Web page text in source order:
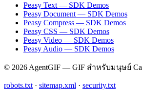
Peasy Text — SDK Demos
Peasy Document — SDK Demos
Peasy Compress — SDK Demos
Peasy CSS — SDK Demos
Peasy Video — SDK Demos
Peasy Audio — SDK Demos
© 2026 AgentGIF — GIF สำหรับมนุษย์
robots.txt · sitemap.xml · security.txt